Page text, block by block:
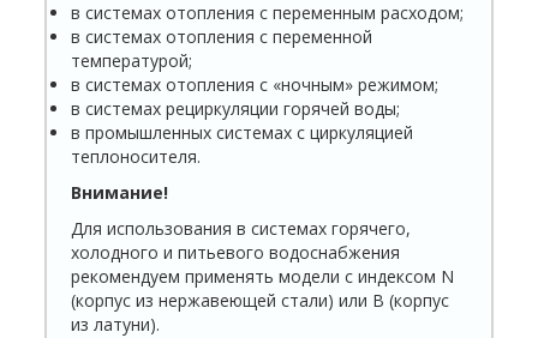
в системах отопления с переменным расходом;
в системах отопления с переменной
температурой;
в системах отопления с «ночным» режимом;
в системах рециркуляции горячей воды;
в промышленных системах с циркуляцией
теплоносителя.
Внимание!
Для использования в системах горячего,
холодного и питьевого водоснабжения
рекомендуем применять модели с индексом N
(корпус из нержавеющей стали) или В (корпус
из латуни).